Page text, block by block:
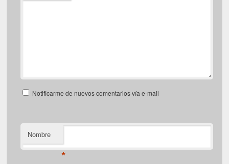
Notificarme de nuevos comentarios vía e-mail
Nombre
*